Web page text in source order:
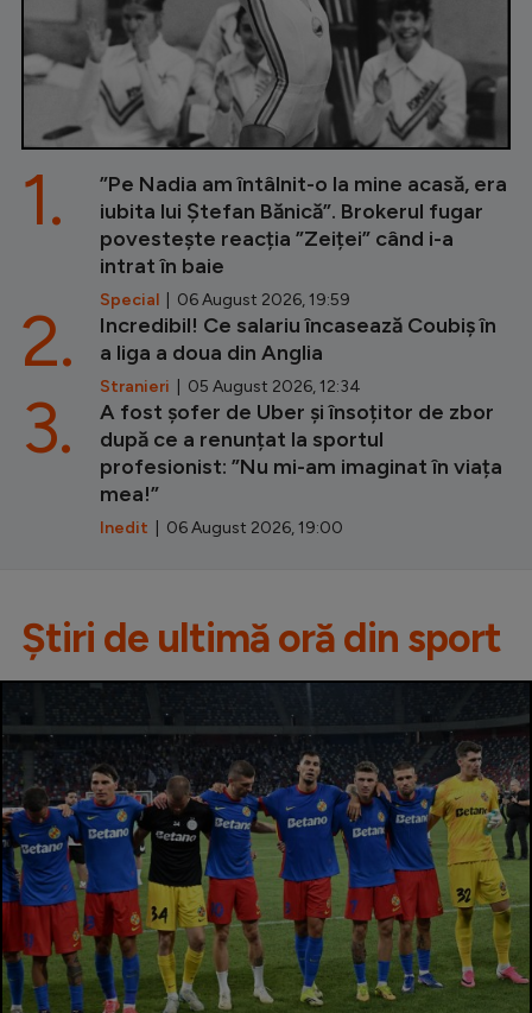
”Pe Nadia am întâlnit-o la mine acasă, era
iubita lui Ștefan Bănică”. Brokerul fugar
povestește reacția ”Zeiței” când i-a
intrat în baie
Special | 06 August 2026, 19:59
1.
Incredibil! Ce salariu încasează Coubiș în
a liga a doua din Anglia
Stranieri | 05 August 2026, 12:34
2.
A fost șofer de Uber și însoțitor de zbor
după ce a renunțat la sportul
profesionist: ”Nu mi-am imaginat în viața
mea!”
Inedit | 06 August 2026, 19:00
3.
Știri de ultimă oră din sport